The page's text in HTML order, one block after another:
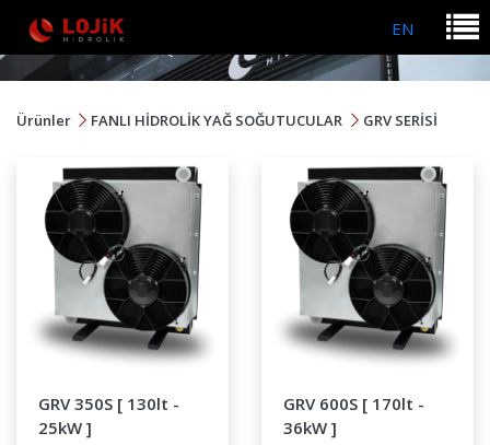
EN
Ürünler FANLI HİDROLİK YAĞ SOĞUTUCULAR GRV SERİSİ
GRV 350S [ 130lt -
25kW ]
GRV 600S [ 170lt -
36kW ]